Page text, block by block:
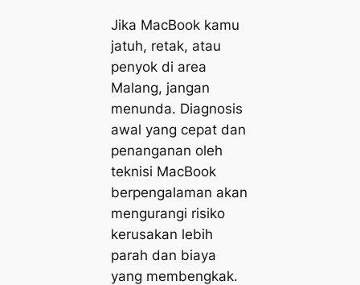
Jika MacBook kamu
jatuh, retak, atau
penyok di area
Malang, jangan
menunda. Diagnosis
awal yang cepat dan
penanganan oleh
teknisi MacBook
berpengalaman akan
mengurangi risiko
kerusakan lebih
parah dan biaya
yang membengkak.